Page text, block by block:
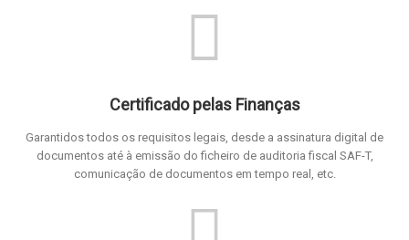
Certificado pelas Finanças
Garantidos todos os requisitos legais, desde a assinatura digital de
documentos até à emissão do ficheiro de auditoria fiscal SAF-T,
comunicação de documentos em tempo real, etc.